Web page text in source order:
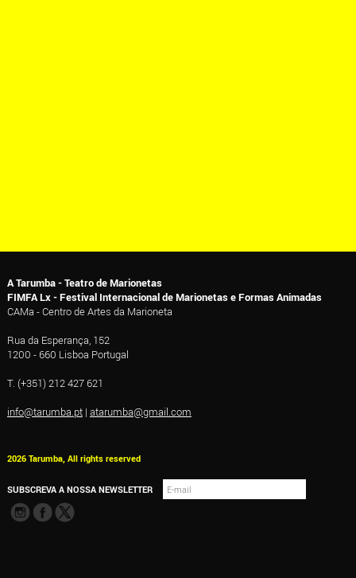
A Tarumba - Teatro de Marionetas
FIMFA Lx - Festival Internacional de Marionetas e Formas Animadas
CAMa - Centro de Artes da Marioneta
Rua da Esperança, 152
1200 - 660 Lisboa Portugal
T. (+351) 212 427 621
info@tarumba.pt| atarumba@gmail.com
2026 Tarumba, All rights reserved
SUBSCREVA A NOSSA NEWSLETTER